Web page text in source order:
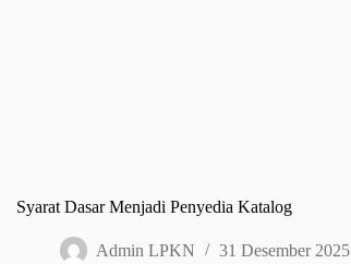
Syarat Dasar Menjadi Penyedia Katalog
Admin LPKN 31 Desember 2025